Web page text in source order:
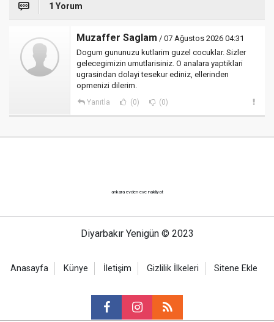
1 Yorum
Muzaffer Saglam / 07 Ağustos 2026 04:31
Dogum gununuzu kutlarim guzel cocuklar. Sizler
gelecegimizin umutlarisiniz. O analara yaptiklari
ugrasindan dolayi tesekur ediniz, ellerinden
opmenizi dilerim.
Yanıtla (0) (0)
ankara evden eve nakliyat
Diyarbakır Yenigün © 2023
Anasayfa Künye İletişim Gizlilik İlkeleri Sitene Ekle